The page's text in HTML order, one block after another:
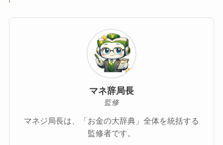
マネ辞局長
監修
マネジ局長は、「お金の大辞典」全体を統括する
監修者です。